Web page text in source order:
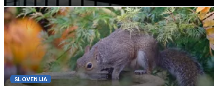
SLOVENIJA